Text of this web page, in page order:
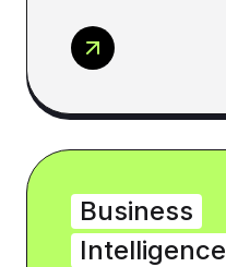
Business
Intelligence